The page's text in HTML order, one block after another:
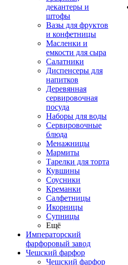
декантеры и
штофы
Вазы для фруктов
и конфетницы
Масленки и
емкости для сыра
Салатники
Диспенсеры для
напитков
Деревянная
сервировочная
посуда
Наборы для воды
Сервировочные
блюда
Менажницы
Мармиты
Тарелки для торта
Кувшины
Соусники
Креманки
Салфетницы
Икорницы
Супницы
Ещё
Императорский
фарфоровый завод
Чешский фарфор
Чешский фарфор